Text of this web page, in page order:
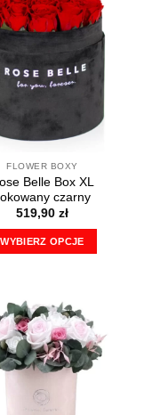
FLOWER BOXY
Belle Box XL
czarny
519,90 zł
WYBIERZ OPCJE
wiele
wariantów.
Opcje
można
wybrać
na